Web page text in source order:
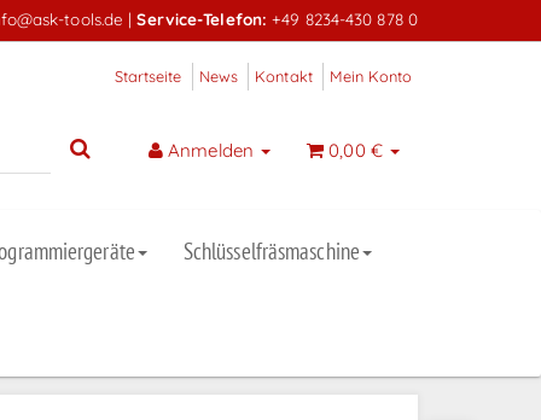
tools.de |Service-Telefon: +49 8234-430 878 0
Startseite News Kontakt Mein Konto
Anmelden 0,00 €
Schlüsselfräsmaschine